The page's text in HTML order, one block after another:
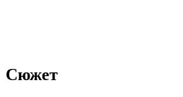
Сюжет